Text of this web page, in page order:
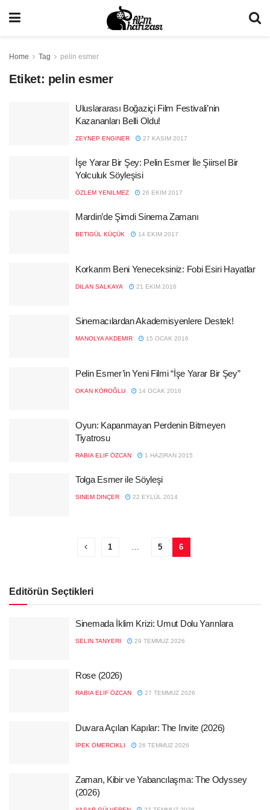
Home Tag pelin esmer
Etiket: pelin esmer
Uluslararası Boğaziçi Film Festivali’nin
Kazananları Belli Oldu!
ZEYNEP ENGINER 27 KASIM 2017
İşe Yarar Bir Şey: Pelin Esmer İle Şiirsel Bir
Yolculuk Söyleşisi
ÖZLEM YENILMEZ 26 EKIM 2017
Mardin’de Şimdi Sinema Zamanı
BETIGÜL KÜÇÜK 14 EKIM 2017
Korkarım Beni Yeneceksiniz: Fobi Esiri Hayatlar
DILAN SALKAYA 21 EKIM 2016
Sinemacılardan Akademisyenlere Destek!
MANOLYA AKDEMIR 15 OCAK 2016
Pelin Esmer’in Yeni Filmi “İşe Yarar Bir Şey”
OKAN KÖROĞLU 14 OCAK 2016
Oyun: Kapanmayan Perdenin Bitmeyen
Tiyatrosu
RABIA ELIF ÖZCAN 1 HAZIRAN 2015
Tolga Esmer ile Söyleşi
SINEM DINÇER 22 EYLÜL 2014
1 5 6
Editörün Seçtikleri
Sinemada İklim Krizi: Umut Dolu Yarınlara
SELIN TANYERI 29 TEMMUZ 2026
Rose (2026)
RABIA ELIF ÖZCAN 27 TEMMUZ 2026
Duvara Açılan Kapılar: The Invite (2026)
İPEK ÖMERCIKLI 26 TEMMUZ 2026
Zaman, Kibir ve Yabancılaşma: The Odyssey
(2026)